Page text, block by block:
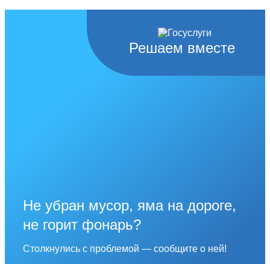
Решаем вместе
Не убран мусор, яма на дороге,
не горит фонарь?
Столкнулись с проблемой — сообщите о ней!